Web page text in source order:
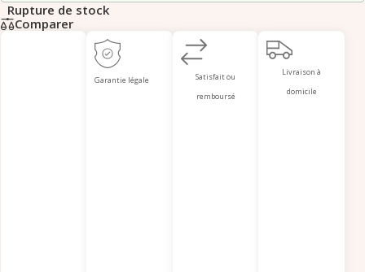
Rupture de stock
Comparer
Garantie légale
Satisfait ou
remboursé
Livraison à
domicile